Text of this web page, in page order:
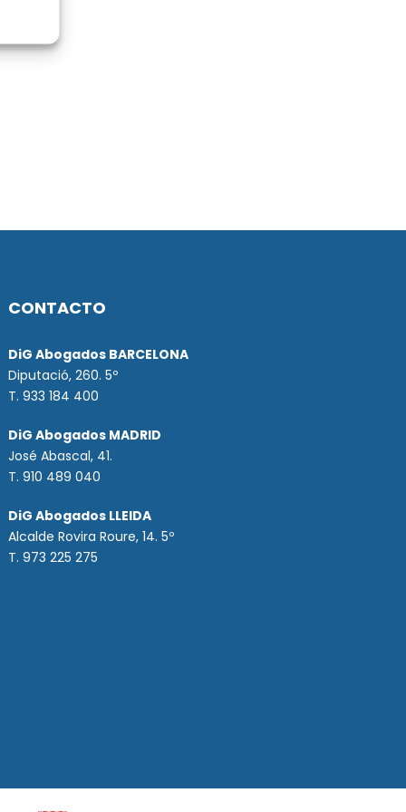
CONTACTO
DiG Abogados BARCELONA
Diputació, 260. 5º
T. 933 184 400
DiG Abogados MADRID
José Abascal, 41.
T.910 489 040
DiG Abogados LLEIDA
Alcalde Rovira Roure, 14. 5º
T. 973 225 275